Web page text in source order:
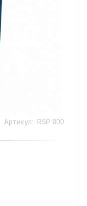
Артикул: RSP 800